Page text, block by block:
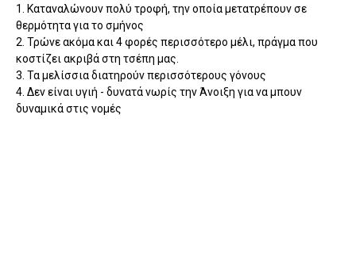
1. Καταναλώνουν πολύ τροφή, την οποία μετατρέπουν σε
θερμότητα για το σμήνος
2. Τρώνε ακόμα και 4 φορές περισσότερο μέλι, πράγμα που
κοστίζει ακριβά στη τσέπη μας.
3. Τα μελίσσια διατηρούν περισσότερους γόνους
4. Δεν είναι υγιή - δυνατά νωρίς την Άνοιξη για να μπουν
δυναμικά στις νομές